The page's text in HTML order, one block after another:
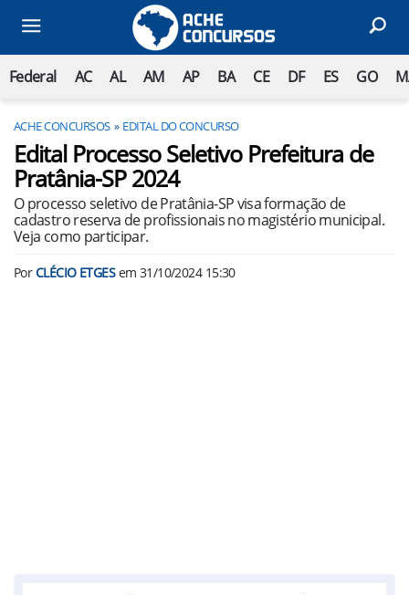
Federal AC AL AM AP BA CE DF ES GO
ACHE CONCURSOS EDITAL DO CONCURSO
Edital Processo Seletivo Prefeitura de
Pratânia-SP 2024
O processo seletivo de Pratânia-SP visa formação de
cadastro reserva de profissionais no magistério municipal.
Veja como participar.
PorCLÉCIO ETGESem 31/10/2024 15:30